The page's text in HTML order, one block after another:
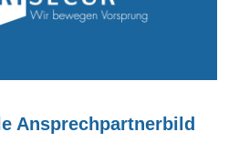
Ansprechpartnerbild